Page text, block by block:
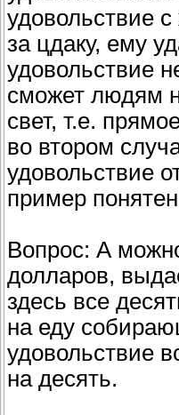
удовольствие
за цдаку, ему
удовольствие
сможет людям
свет, т.е.
во втором
удовольствие
пример
Вопрос: А
долларов,
здесь все
на еду
удовольствие
на десять.